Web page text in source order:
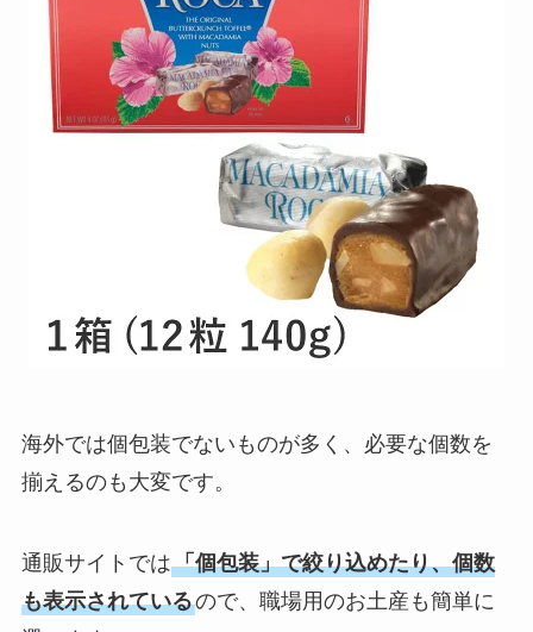
海外では個包装でないものが多く、必要な個数を
揃えるのも大変です。
通販サイトでは「個包装」で絞り込めたり、個数
も表示されているので、職場用のお土産も簡単に